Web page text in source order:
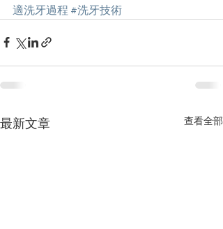
適洗牙過程 #洗牙技術
最新文章 查看全部